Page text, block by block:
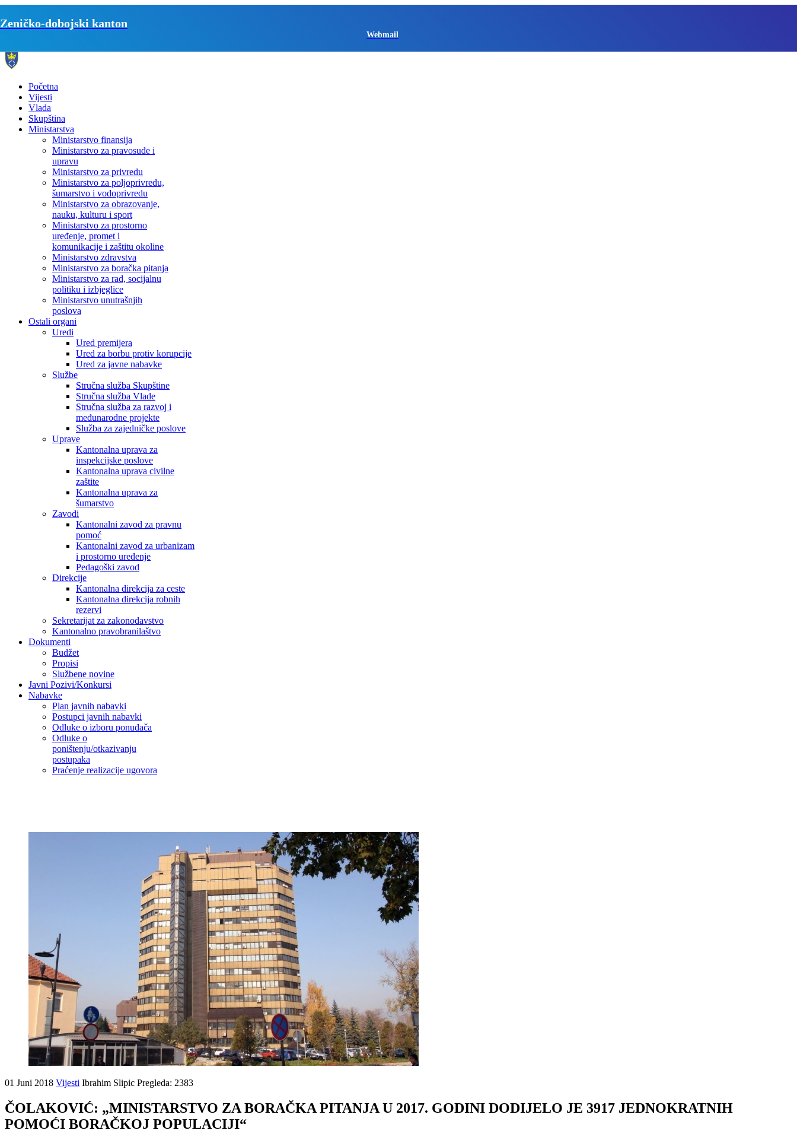
Zeničko-dobojski kanton
Webmail
Početna
Vijesti
Vlada
Skupština
Ministarstva
Ministarstvo finansija
Ministarstvo za pravosuđe i
upravu
Ministarstvo za privredu
Ministarstvo za poljoprivredu,
šumarstvo i vodoprivredu
Ministarstvo za obrazovanje,
nauku, kulturu i sport
Ministarstvo za prostorno
uređenje, promet i
komunikacije i zaštitu okoline
Ministarstvo zdravstva
Ministarstvo za boračka pitanja
Ministarstvo za rad, socijalnu
politiku i izbjeglice
Ministarstvo unutrašnjih
poslova
Ostali organi
Uredi
Ured premijera
Ured za borbu protiv korupcije
Ured za javne nabavke
Službe
Stručna služba Skupštine
Stručna služba Vlade
Stručna služba za razvoj i
međunarodne projekte
Služba za zajedničke poslove
Uprave
Kantonalna uprava za
inspekcijske poslove
Kantonalna uprava civilne
zaštite
Kantonalna uprava za
šumarstvo
Zavodi
Kantonalni zavod za pravnu
pomoć
Kantonalni zavod za urbanizam
i prostorno uređenje
Pedagoški zavod
Direkcije
Kantonalna direkcija za ceste
Kantonalna direkcija robnih
rezervi
Sekretarijat za zakonodavstvo
Kantonalno pravobranilaštvo
Dokumenti
Budžet
Propisi
Službene novine
Javni Pozivi/Konkursi
Nabavke
Plan javnih nabavki
Postupci javnih nabavki
Odluke o izboru ponuđača
Odluke o
poništenju/otkazivanju
postupaka
Praćenje realizacije ugovora
01 Juni 2018 Vijesti Ibrahim Slipic Pregleda: 2383
ČOLAKOVIĆ: „MINISTARSTVO ZA BORAČKA PITANJA U 2017. GODINI DODIJELO JE 3917 JEDNOKRATNIH
POMOĆI BORAČKOJ POPULACIJI“